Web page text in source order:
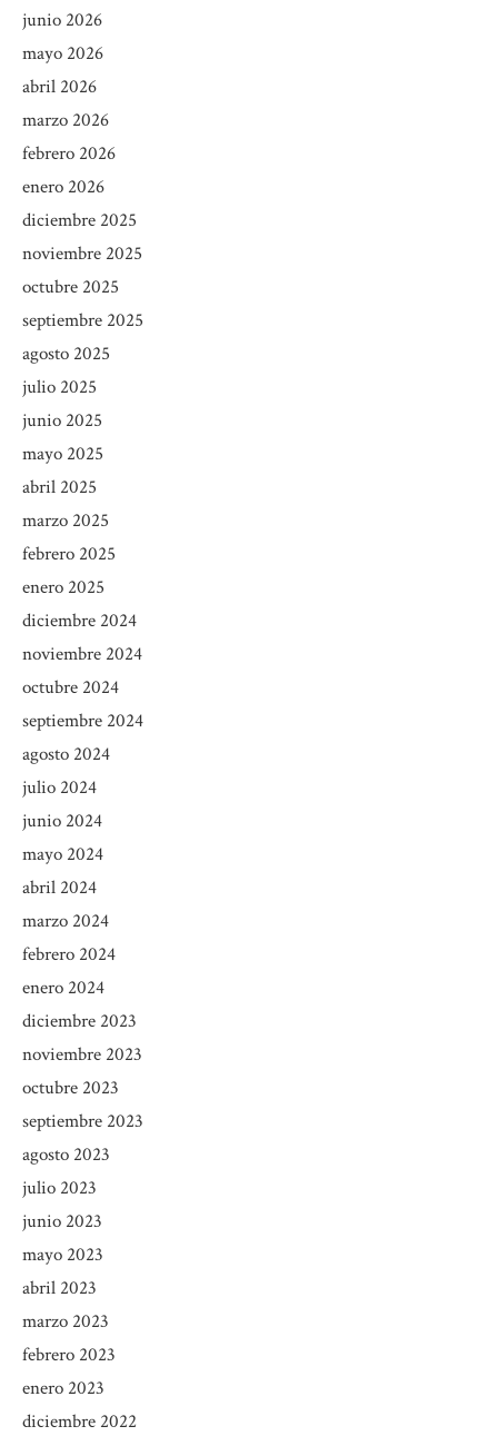
junio 2026
mayo 2026
abril 2026
marzo 2026
febrero 2026
enero 2026
diciembre 2025
noviembre 2025
octubre 2025
septiembre 2025
agosto 2025
julio 2025
junio 2025
mayo 2025
abril 2025
marzo 2025
febrero 2025
enero 2025
diciembre 2024
noviembre 2024
octubre 2024
septiembre 2024
agosto 2024
julio 2024
junio 2024
mayo 2024
abril 2024
marzo 2024
febrero 2024
enero 2024
diciembre 2023
noviembre 2023
octubre 2023
septiembre 2023
agosto 2023
julio 2023
junio 2023
mayo 2023
abril 2023
marzo 2023
febrero 2023
enero 2023
diciembre 2022